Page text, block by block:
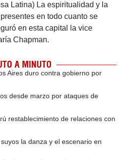
Latina) La espiritualidad y la
en todo cuanto se
en esta capital la vice
Chapman.
A MINUTO
Aires duro contra gobierno por
desde marzo por ataques de
restablecimiento de relaciones con
la danza y el escenario en